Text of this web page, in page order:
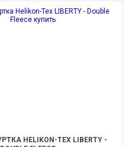
HELIKON-TEX LIBERTY -